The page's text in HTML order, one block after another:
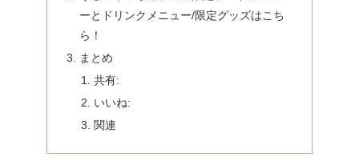
ーとドリンクメニュー/限定グッズはこち
ら！
まとめ
共有:
いいね:
関連